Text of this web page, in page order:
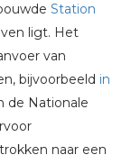
Station
ligt. Het
van
bijvoorbeeld in
de Nationale
naar een